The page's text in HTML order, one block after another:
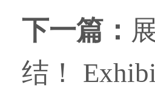
下一篇：
结！